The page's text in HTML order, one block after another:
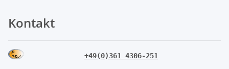
Kontakt
+49(0)361 4306-251